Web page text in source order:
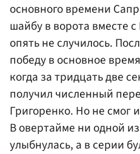
основного времени
шайбу в ворота вместе
опять не случилось.
победу в основное
когда за тридцать две
получил численный
Григоренко. Но не смог
В овертайме ни одной
улыбнулась, а в серии